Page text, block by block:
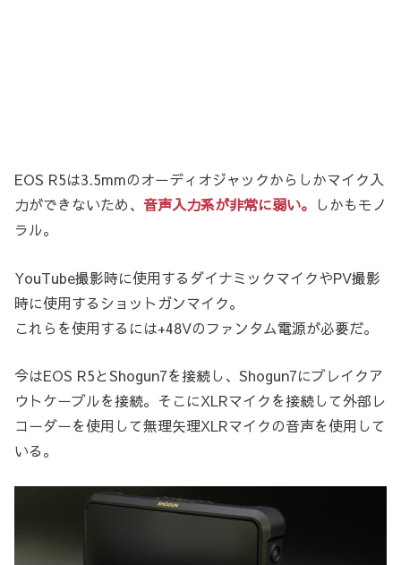
EOS R5は3.5mmのオーディオジャックからしかマイク入
力ができないため、 音声入力系が非常に弱い。 しかもモノ
ラル。
YouTube撮影時に使用するダイナミックマイクやPV撮影
時に使用するショットガンマイク。
これらを使用するには+48Vのファンタム電源が必要だ。
今はEOS R5とShogun7を接続し、Shogun7にブレイクア
ウトケーブルを接続。そこにXLRマイクを接続して外部レ
コーダーを使用して無理矢理XLRマイクの音声を使用して
いる。